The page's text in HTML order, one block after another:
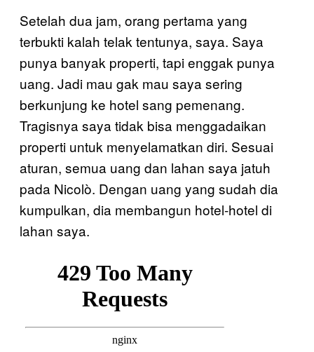
Setelah dua jam, orang pertama yang
terbukti kalah telak tentunya, saya. Saya
punya banyak properti, tapi enggak punya
uang. Jadi mau gak mau saya sering
berkunjung ke hotel sang pemenang.
Tragisnya saya tidak bisa menggadaikan
properti untuk menyelamatkan diri. Sesuai
aturan, semua uang dan lahan saya jatuh
pada Nicolò. Dengan uang yang sudah dia
kumpulkan, dia membangun hotel-hotel di
lahan saya.